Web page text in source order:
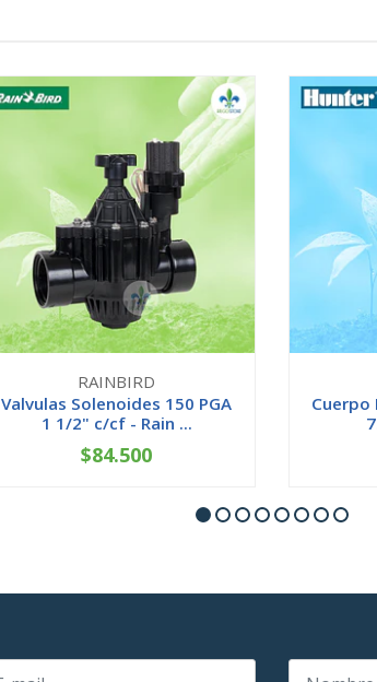
RAINBIRD
Valvulas Solenoides 150 PGA
1 1/2" c/cf - Rain ...
+
$84.500
Cuerpo